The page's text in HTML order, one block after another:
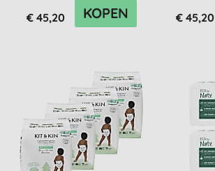
€ 45,20 KOPEN € 45,20